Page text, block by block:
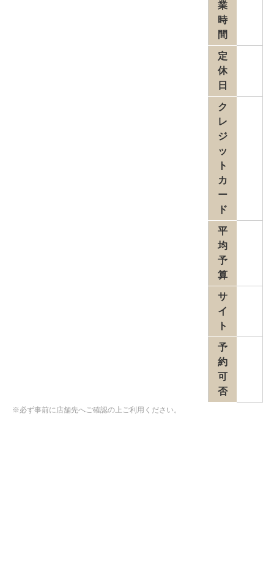
業
時
間
定
休
日
ク
レ
ジ
ッ
ト
カ
ー
ド
平
均
予
算
サ
イ
ト
予
約
可
否
※必ず事前に店舗先へご確認の上ご利用ください。